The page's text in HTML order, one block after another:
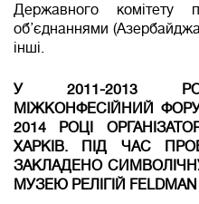
Державного комітету
об’єднаннями
інші.
У 2011-2013
МІЖКОНФЕСІЙНИЙ
2014 РОЦІ
ХАРКІВ. ПІД ЧАС
ЗАКЛАДЕНО
МУЗЕЮ РЕЛІГІЙ FELDMAN